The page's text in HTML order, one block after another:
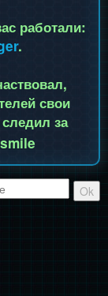
работали:
.
свои
за